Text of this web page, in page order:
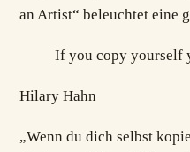
an Artist“ beleuchtet eine
If you copy yourself
Hilary Hahn
„Wenn du dich selbst